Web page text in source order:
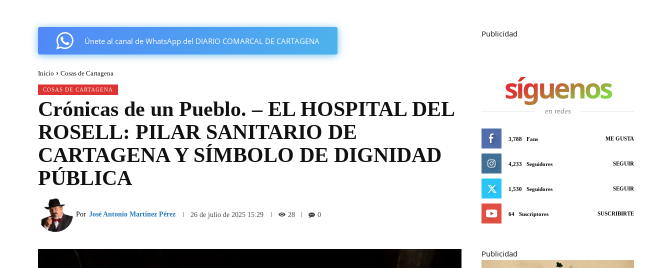
Únete al canal de WhatsApp del DIARIO COMARCAL DE CARTAGENA
Inicio Cosas de Cartagena
COSAS DE CARTAGENA
Crónicas de un Pueblo. – EL HOSPITAL DEL
ROSELL: PILAR SANITARIO DE
CARTAGENA Y SÍMBOLO DE DIGNIDAD
PÚBLICA
Por José Antonio Martínez Pérez 26 de julio de 2025 15:29 28 0
Publicidad
síguenos
en redes
3,788 Fans ME GUSTA
4,233 Seguidores SEGUIR
1,530 Seguidores SEGUIR
64 Suscriptores SUSCRIBIRTE
Publicidad